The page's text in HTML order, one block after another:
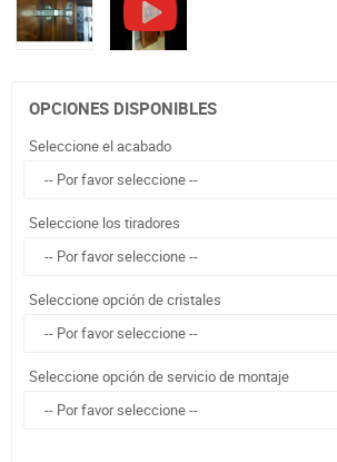
OPCIONES DISPONIBLES
Seleccione el acabado
Seleccione los tiradores
Seleccione opción de cristales
Seleccione opción de servicio de montaje